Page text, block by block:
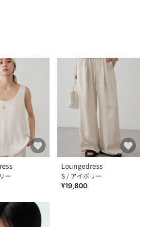
ー
Loungedress
S / アイボリー
¥19,800